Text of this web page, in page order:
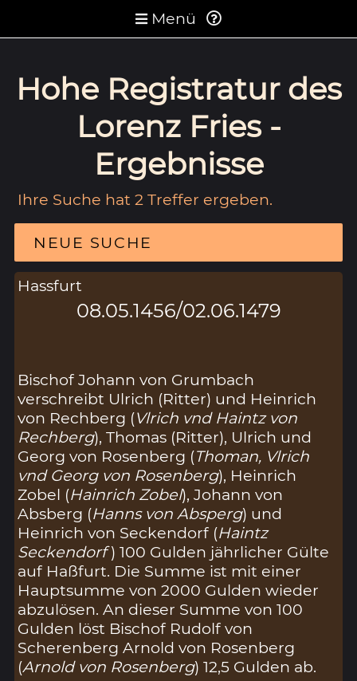
Menü
Hohe Registratur des
Lorenz Fries -
Ergebnisse
Ihre Suche hat 2 Treffer ergeben.
NEUE SUCHE
Hassfurt
08.05.1456/02.06.1479
Bischof Johann von Grumbach
verschreibt Ulrich (Ritter) und Heinrich
von Rechberg (Vlrich vnd Haintz von
Rechberg), Thomas (Ritter), Ulrich und
Georg von Rosenberg (Thoman, Vlrich
vnd Georg von Rosenberg), Heinrich
Zobel (Hainrich Zobel), Johann von
Absberg (Hanns von Absperg) und
Heinrich von Seckendorf (Haintz
Seckendorf) 100 Gulden jährlicher Gülte
auf Haßfurt. Die Summe ist mit einer
Hauptsumme von 2000 Gulden wieder
abzulösen. An dieser Summe von 100
Gulden löst Bischof Rudolf von
Scherenberg Arnold von Rosenberg
(Arnold von Rosenberg) 12,5 Gulden ab.